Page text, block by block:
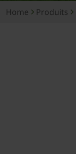
Home Produits